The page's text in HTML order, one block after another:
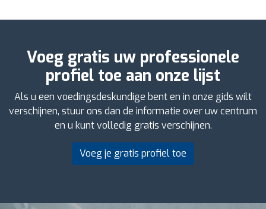
Voeg gratis uw professionele
profiel toe aan onze lijst
Als u een voedingsdeskundige bent en in onze gids wilt
verschijnen, stuur ons dan de informatie over uw centrum
en u kunt volledig gratis verschijnen.
Voeg je gratis profiel toe